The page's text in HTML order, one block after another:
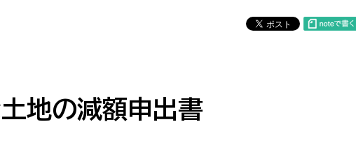
防災・安全
職員課
地の減額申出書